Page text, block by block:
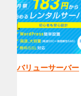
バリューサーバー